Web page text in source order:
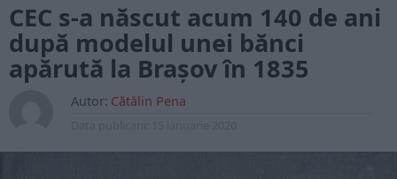
CEC s-a născut acum 140 de ani
după modelul unei bănci
apărută la Braşov în 1835
Autor: Cătălin Pena